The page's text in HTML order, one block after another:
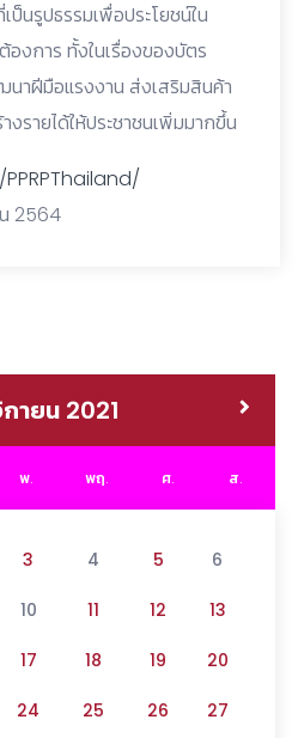
นรูปธรรมเพื่อประโยชน์ใน
งการ ทั้งในเรื่องของบัตร
าฝีมือแรงงาน ส่งเสริมสินค้า
รายได้ให้ประชาชนเพิ่มมากขึ้น
2564
ายน 2021
พ. พฤ. ศ. ส.
3 4 5 6
10 11 12 13
17 18 19 20
24 25 26 27